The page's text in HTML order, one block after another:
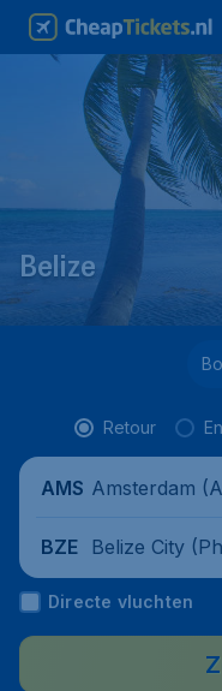
Belize
Retour
AMS Amsterdam
BZE Belize City
onal Airport),
Directe vluchten